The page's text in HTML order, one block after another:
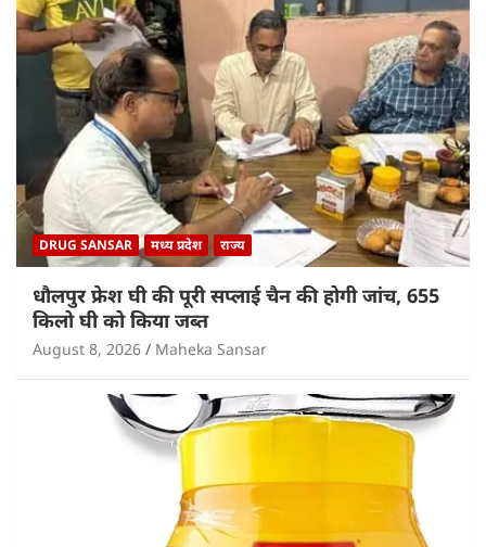
DRUG SANSAR मध्य प्रदेश राज्य
धौलपुर फ्रेश घी की पूरी सप्लाई चैन की होगी जांच, 655
किलो घी को किया जब्त
August 8, 2026 Maheka Sansar